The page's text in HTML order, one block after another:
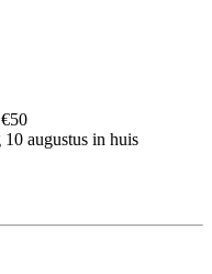
10 augustus in huis